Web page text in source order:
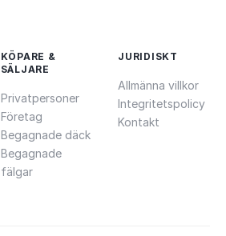
KÖPARE &
SÄLJARE
Privatpersoner
Företag
Begagnade däck
Begagnade
fälgar
JURIDISKT
Allmänna villkor
Integritetspolicy
Kontakt